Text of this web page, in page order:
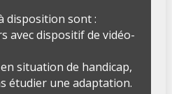
disposition sont :
avec dispositif de vidéo-
situation de handicap,
étudier une adaptation.